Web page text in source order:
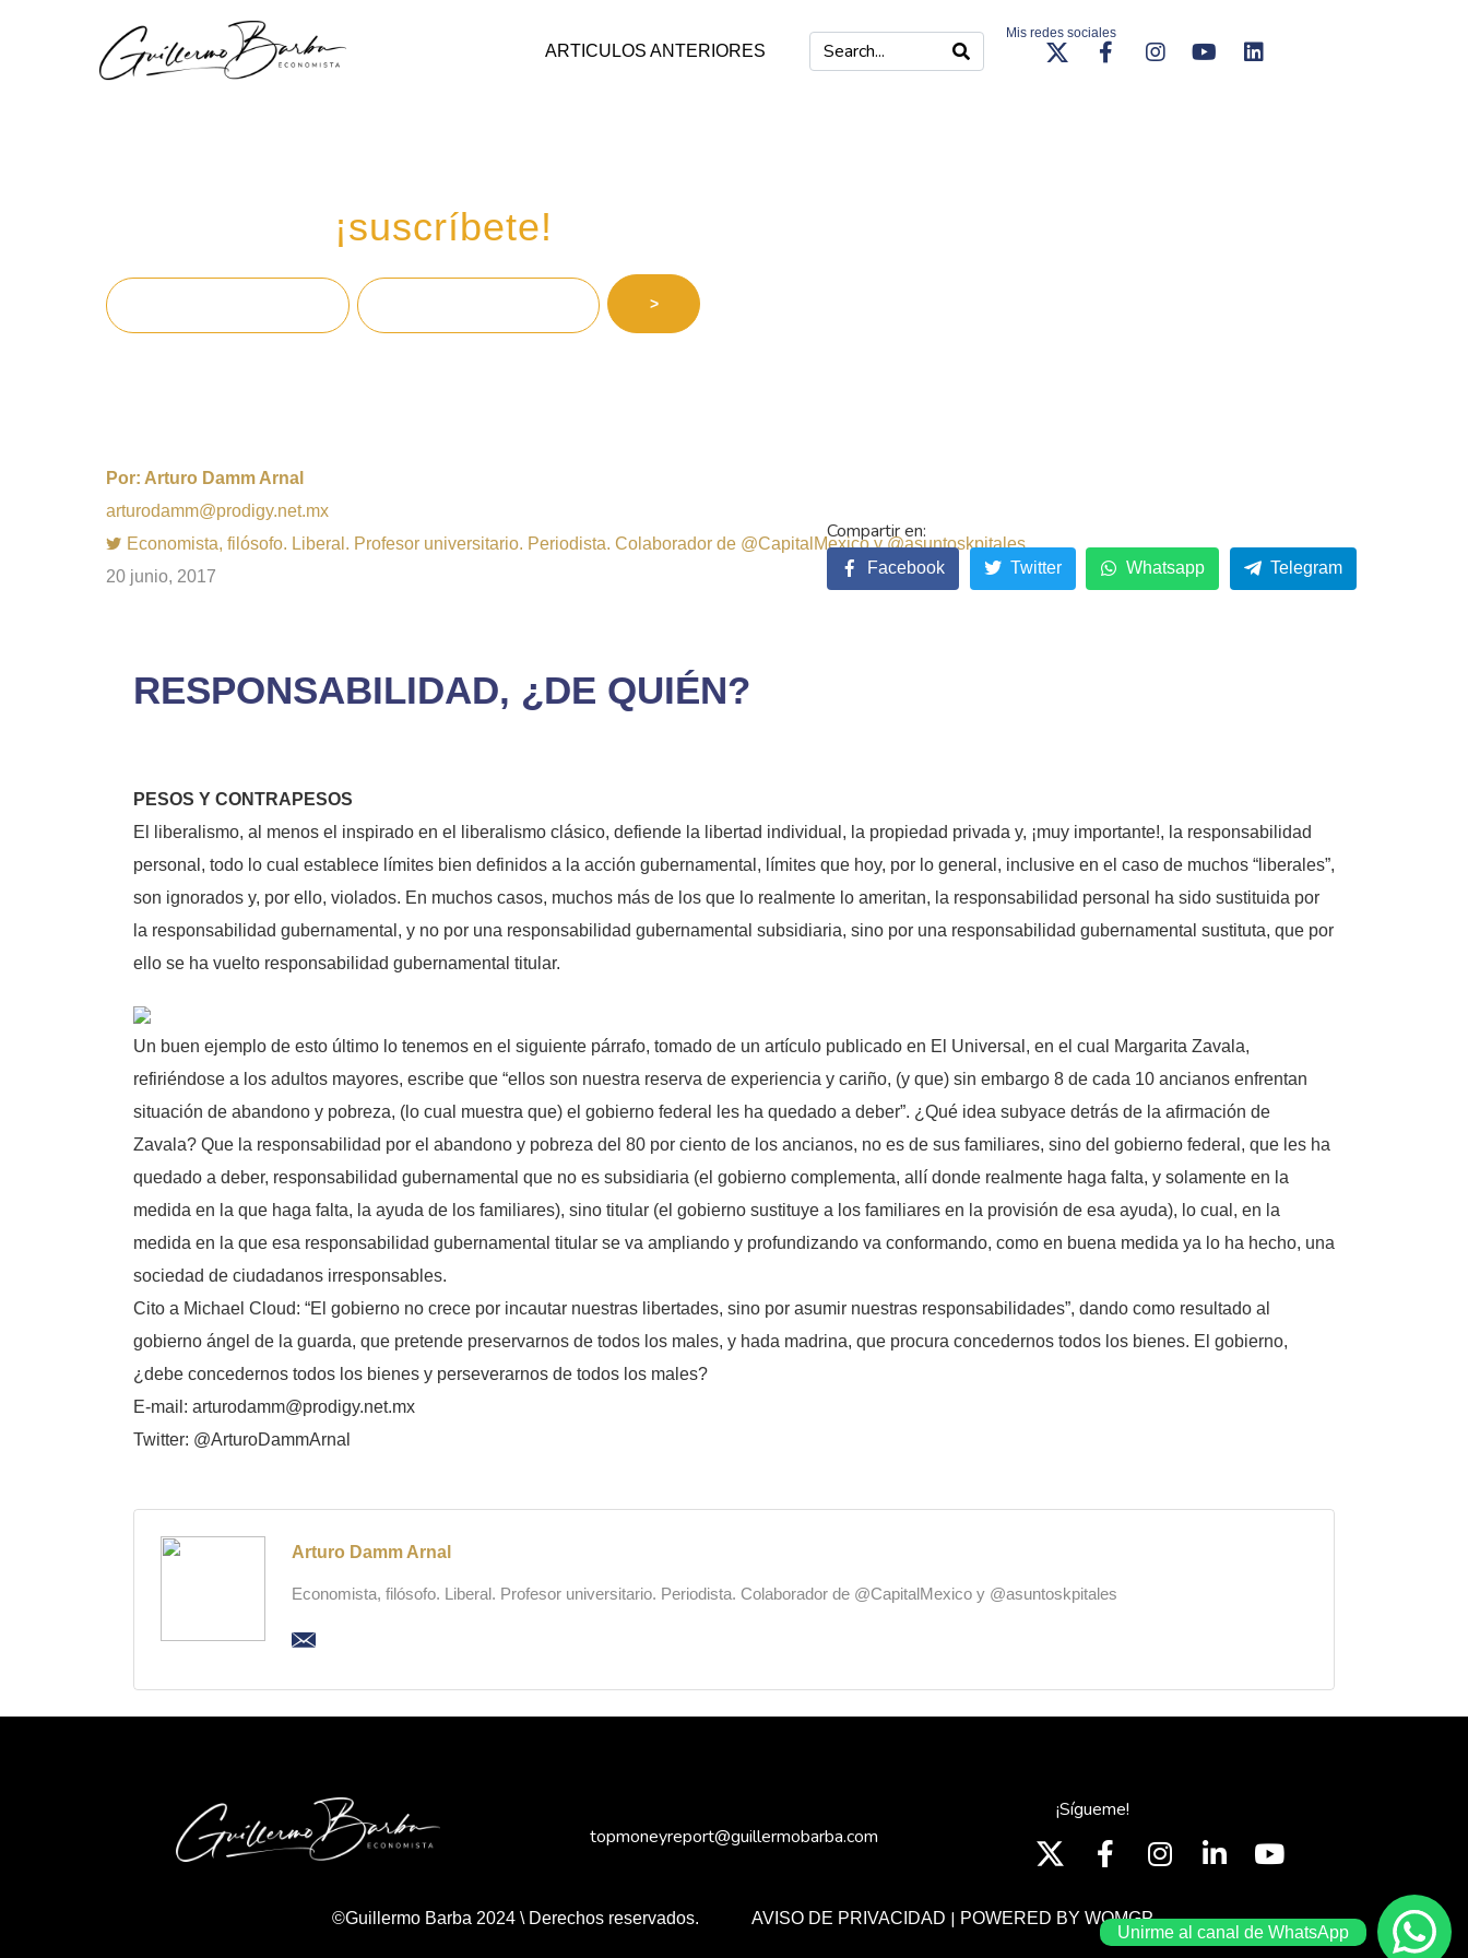
ARTICULOS ANTERIORES
Mis redes sociales
¡suscríbete!
>
Por: Arturo Damm Arnal
arturodamm@prodigy.net.mx
Economista, filósofo. Liberal. Profesor universitario. Periodista. Colaborador de @CapitalMexico y @asuntoskpitales
20 junio, 2017
RESPONSABILIDAD, ¿DE QUIÉN?
PESOS Y CONTRAPESOS
El liberalismo, al menos el inspirado en el liberalismo clásico, defiende la libertad individual, la propiedad privada y, ¡muy importante!, la responsabilidad
personal, todo lo cual establece límites bien definidos a la acción gubernamental, límites que hoy, por lo general, inclusive en el caso de muchos “liberales”,
son ignorados y, por ello, violados. En muchos casos, muchos más de los que lo realmente lo ameritan, la responsabilidad personal ha sido sustituida por
la responsabilidad gubernamental, y no por una responsabilidad gubernamental subsidiaria, sino por una responsabilidad gubernamental sustituta, que por
ello se ha vuelto responsabilidad gubernamental titular.
Un buen ejemplo de esto último lo tenemos en el siguiente párrafo, tomado de un artículo publicado en El Universal, en el cual Margarita Zavala,
refiriéndose a los adultos mayores, escribe que “ellos son nuestra reserva de experiencia y cariño, (y que) sin embargo 8 de cada 10 ancianos enfrentan
situación de abandono y pobreza, (lo cual muestra que) el gobierno federal les ha quedado a deber”. ¿Qué idea subyace detrás de la afirmación de
Zavala? Que la responsabilidad por el abandono y pobreza del 80 por ciento de los ancianos, no es de sus familiares, sino del gobierno federal, que les ha
quedado a deber, responsabilidad gubernamental que no es subsidiaria (el gobierno complementa, allí donde realmente haga falta, y solamente en la
medida en la que haga falta, la ayuda de los familiares), sino titular (el gobierno sustituye a los familiares en la provisión de esa ayuda), lo cual, en la
medida en la que esa responsabilidad gubernamental titular se va ampliando y profundizando va conformando, como en buena medida ya lo ha hecho, una
sociedad de ciudadanos irresponsables.
Cito a Michael Cloud: “El gobierno no crece por incautar nuestras libertades, sino por asumir nuestras responsabilidades”, dando como resultado al
gobierno ángel de la guarda, que pretende preservarnos de todos los males, y hada madrina, que procura concedernos todos los bienes. El gobierno,
¿debe concedernos todos los bienes y perseverarnos de todos los males?
E-mail: arturodamm@prodigy.net.mx
Twitter: @ArturoDammArnal
Facebook Twitter Whatsapp Telegram
Arturo Damm Arnal
Economista, filósofo. Liberal. Profesor universitario. Periodista. Colaborador de @CapitalMexico y @asuntoskpitales
topmoneyreport@guillermobarba.com
¡Sígueme!
©Guillermo Barba 2024 \ Derechos reservados. AVISO DE PRIVACIDAD | POWERED BY WOMGP
Unirme al canal de WhatsApp